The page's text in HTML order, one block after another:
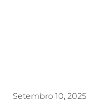
Setembro 10, 2025